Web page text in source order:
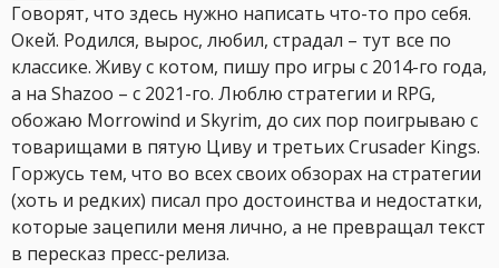
Говорят, что здесь нужно написать что-то про себя.
Окей. Родился, вырос, любил, страдал – тут все по
классике. Живу с котом, пишу про игры с 2014-го года,
а на Shazoo – с 2021-го. Люблю стратегии и RPG,
обожаю Morrowind и Skyrim, до сих пор поигрываю с
товарищами в пятую Циву и третьих Crusader Kings.
Горжусь тем, что во всех своих обзорах на стратегии
(хоть и редких) писал про достоинства и недостатки,
которые зацепили меня лично, а не превращал текст
в пересказ пресс-релиза.